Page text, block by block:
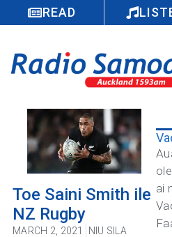
READ
Toe Saini Smith ile
NZ Rugby
MARCH 2, 2021 NIU SILA
ai